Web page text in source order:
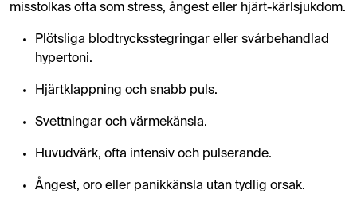
misstolkas ofta som stress, ångest eller hjärt-kärlsjukdom.
Plötsliga blodtrycksstegringar eller svårbehandlad
hypertoni.
Hjärtklappning och snabb puls.
Svettningar och värmekänsla.
Huvudvärk, ofta intensiv och pulserande.
Ångest, oro eller panikkänsla utan tydlig orsak.